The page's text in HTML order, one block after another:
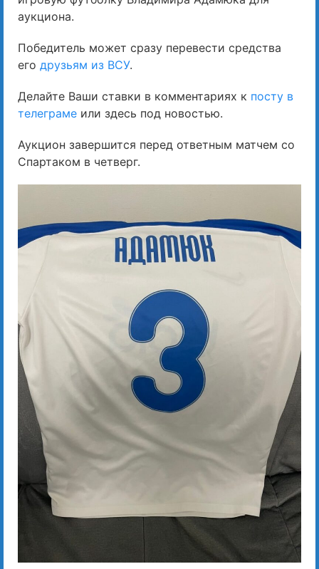
аукциона.
Победитель может сразу перевести средства
его друзьям из ВСУ.
Делайте Ваши ставки в комментариях к посту в
телеграме или здесь под новостью.
Аукцион завершится перед ответным матчем со
Спартаком в четверг.